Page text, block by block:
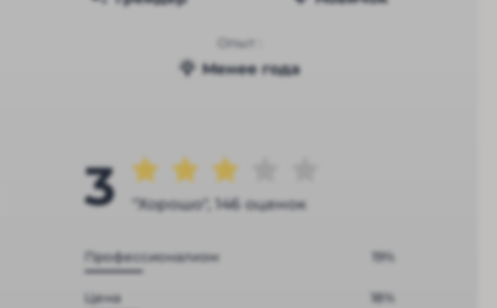
Опыт :
Менее года
3 "Хорошо", 146 оценок
Профессионализм 19%
Цена 18%